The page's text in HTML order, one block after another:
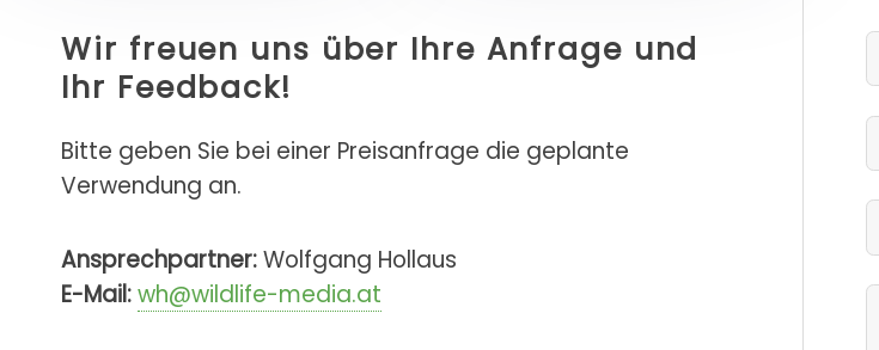
Wir freuen uns über Ihre Anfrage und
Ihr Feedback!
Bitte geben Sie bei einer Preisanfrage die geplante
Verwendung an.
Ansprechpartner:Wolfgang Hollaus
E-Mail:wh@wildlife-media.at